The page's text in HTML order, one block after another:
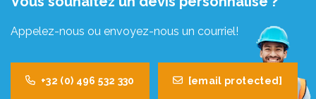
Appelez-nous ou envoyez-nous un courriel!
+32 (0) 496 532 330 [email protected]